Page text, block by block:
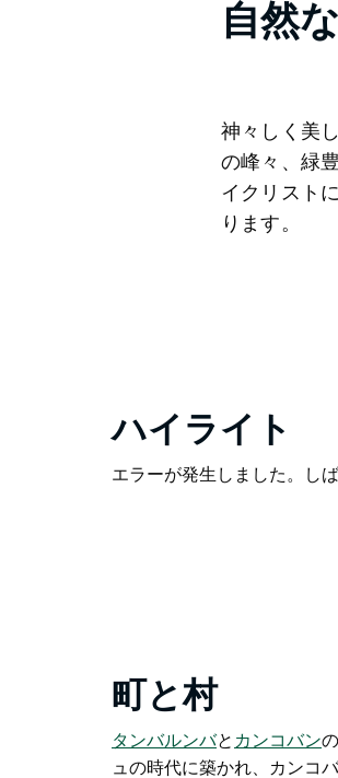
自然
神々しく美
の峰々、緑
イクリスト
ります。
ハイライト
エラーが発生しました。し
町と村
タンバルンバと カンコバン
ュの時代に築かれ、カンコ